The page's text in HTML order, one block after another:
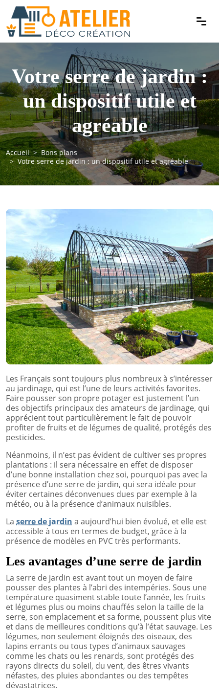
Votre serre de jardin :
un dispositif utile et
agréable
Accueil
Bons plans
Votre serre de jardin : un dispositif utile et agréable
Les Français sont toujours plus nombreux à s’intéresser
au jardinage, qui est l’une de leurs activités favorites.
Faire pousser son propre potager est justement l’un
des objectifs principaux des amateurs de jardinage, qui
apprécient tout particulièrement le fait de pouvoir
profiter de fruits et de légumes de qualité, protégés des
pesticides.
Néanmoins, il n’est pas évident de cultiver ses propres
plantations : il sera nécessaire en effet de disposer
d’une bonne installation chez soi, pourquoi pas avec la
présence d’une serre de jardin, qui sera idéale pour
éviter certaines déconvenues dues par exemple à la
météo, ou à la présence d’animaux nuisibles.
La serre de jardin a aujourd’hui bien évolué, et elle est
accessible à tous en termes de budget, grâce à la
présence de modèles en PVC très performants.
Les avantages d’une serre de jardin
La serre de jardin est avant tout un moyen de faire
pousser des plantes à l’abri des intempéries. Sous une
température quasiment stable toute l’année, les fruits
et légumes plus ou moins chauffés selon la taille de la
serre, son emplacement et sa forme, poussent plus vite
et dans de meilleures conditions qu’à l’état sauvage. Les
légumes, non seulement éloignés des oiseaux, des
lapins errants ou tous types d’animaux sauvages
comme les chats ou les renards, sont protégés des
rayons directs du soleil, du vent, des êtres vivants
néfastes, des pluies abondantes ou des tempêtes
dévastatrices.